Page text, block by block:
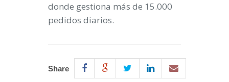
donde gestiona más de 15.000
pedidos diarios.
Share